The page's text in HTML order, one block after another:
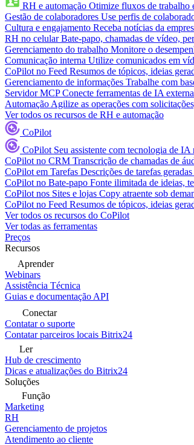
RH e automação Otimize fluxos de trabalho
Gestão de colaboradores Use perfis de
Cultura e engajamento Receba notícias da
RH no celular Bate-papo, chamadas de vídeo,
Gerenciamento do trabalho Monitore o
Comunicação interna Utilize comunicados em
CoPilot no Feed Resumos de tópicos, ideias
Gerenciamento de informações Trabalhe com
Servidor MCP Conecte ferramentas de IA
Automação Agilize as operações com
Ver todos os recursos de RH e automação
CoPilot
CoPilot Seu assistente com tecnologia de
CoPilot no CRM Transcrição de chamadas de
CoPilot em Tarefas Descrições de tarefas
CoPilot no Bate-papo Fonte ilimitada de ideias,
CoPilot nos Sites e lojas Copy atraente sob
CoPilot no Feed Resumos de tópicos, ideias
Ver todos os recursos do CoPilot
Ver todas as ferramentas
Preços
Recursos
Aprender
Webinars
Assistência Técnica
Guias e documentação API
Conectar
Contatar o suporte
Contatar parceiros locais Bitrix24
Ler
Hub de crescimento
Dicas e atualizações do Bitrix24
Soluções
Função
Marketing
RH
Gerenciamento de projetos
Atendimento ao cliente